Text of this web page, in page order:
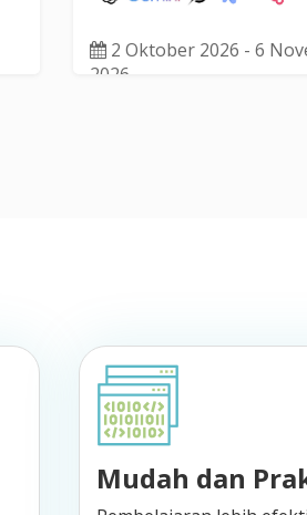
2 Oktober 2026 - 6
2026
Mudah dan